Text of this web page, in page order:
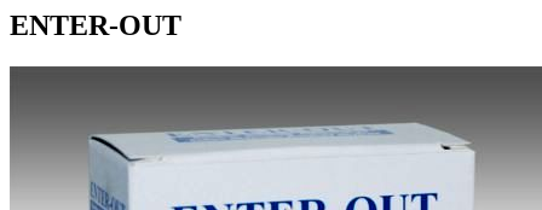
ENTER-OUT